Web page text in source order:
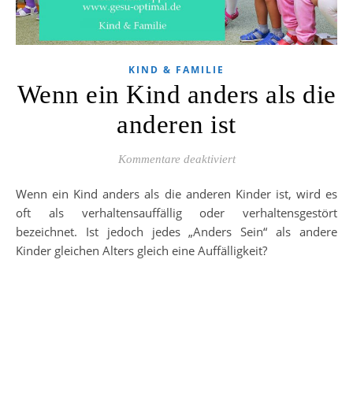
KIND & FAMILIE
Wenn ein Kind anders als die
anderen ist
Kommentare deaktiviertfür Wenn ein Kind
Wenn ein Kind anders als die anderen Kinder ist, wird es
oft als verhaltensauffällig oder verhaltensgestört
bezeichnet. Ist jedoch jedes „Anders Sein“ als andere
Kinder gleichen Alters gleich eine Auffälligkeit?